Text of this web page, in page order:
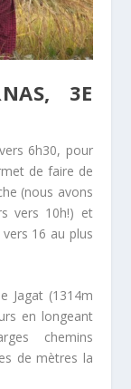
3E
6h30, pour
de faire de
(nous avons
vers 10h!) et
vers 16 au plus
Jagat (1314m
en longeant
chemins
de mètres la